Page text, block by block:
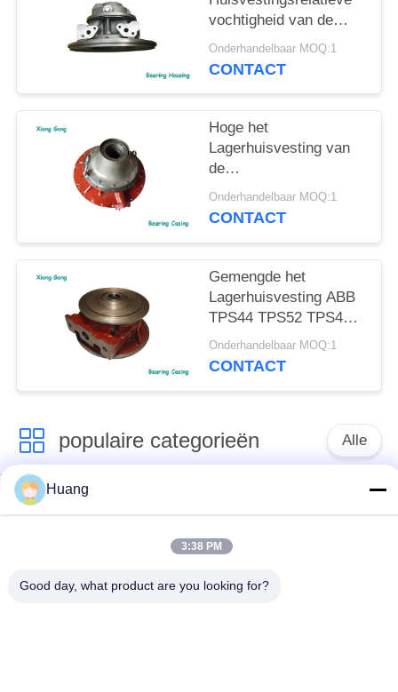
vochtigheid van de
MENSEN de
Turbocompressor
Onderhandelbaar MOQ:1
CONTACT
Hoge het
Lagerhuisvesting van
de
Huisvesting van de de
Onderhandelbaar MOQ:1
CONTACT
Gemengde het
Lagerhuisvesting ABB
TPS44 TPS52 TPS48
TPS57 TPS50 TPS61
van de
Onderhandelbaar MOQ:1
CONTACT
populaire categorieën Alle
Marine Turbocharger
Parts
Turbocompressor
IHI-
ONTMOETE
Huang
3:38 PM
Good day, what product are you looking for?